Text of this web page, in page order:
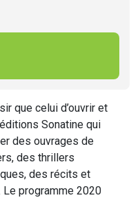
que celui d’ouvrir et
Sonatine qui
des ouvrages de
des thrillers
des récits et
programme 2020